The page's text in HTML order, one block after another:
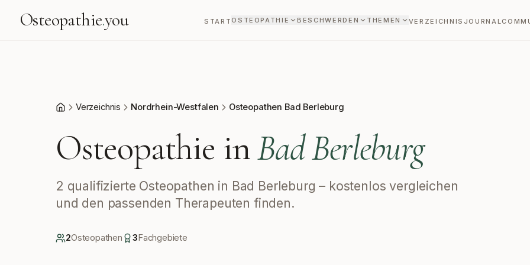
Osteopathie.you START OSTEOPATHIE BESCHWERDEN THEMEN VERZEICHNIS JOURNAL
Start Verzeichnis Nordrhein-Westfalen Osteopathen Bad Berleburg
Osteopathie inBad Berleburg
2 qualifizierte Osteopathen in Bad Berleburg – kostenlos vergleichen
und den passenden Therapeuten finden.
2Osteopathen 3Fachgebiete